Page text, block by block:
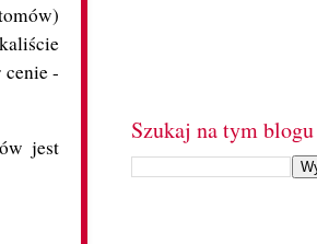
-
jest
Szukaj na tym blogu